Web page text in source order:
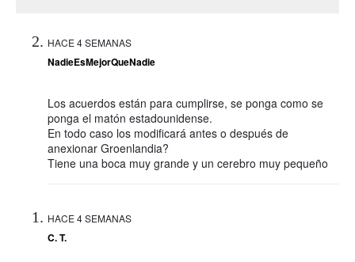
HACE 4 SEMANAS
NadieEsMejorQueNadie
Los acuerdos están para cumplirse, se ponga como se
ponga el matón estadounidense.
En todo caso los modificará antes o después de
anexionar Groenlandia?
Tiene una boca muy grande y un cerebro muy pequeño
HACE 4 SEMANAS
C. T.